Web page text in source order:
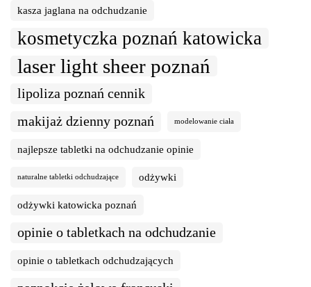
kasza jaglana na odchudzanie
kosmetyczka poznań katowicka
laser light sheer poznań
lipoliza poznań cennik
makijaż dzienny poznań
modelowanie ciała
najlepsze tabletki na odchudzanie opinie
naturalne tabletki odchudzające odżywki
odżywki katowicka poznań
opinie o tabletkach na odchudzanie
opinie o tabletkach odchudzających